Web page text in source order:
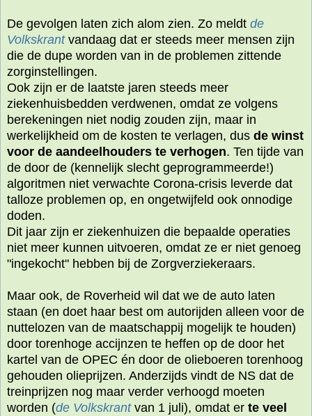
De gevolgen laten zich alom zien. Zo meldt de
Volkskrant vandaag dat er steeds meer mensen zijn
die de dupe worden van in de problemen zittende
zorginstellingen.
Ook zijn er de laatste jaren steeds meer
ziekenhuisbedden verdwenen, omdat ze volgens
berekeningen niet nodig zouden zijn, maar in
werkelijkheid om de kosten te verlagen, dus de winst
voor de aandeelhouders te verhogen. Ten tijde van
de door de (kennelijk slecht geprogrammeerde!)
algoritmen niet verwachte Corona-crisis leverde dat
talloze problemen op, en ongetwijfeld ook onnodige
doden.
Dit jaar zijn er ziekenhuizen die bepaalde operaties
niet meer kunnen uitvoeren, omdat ze er niet genoeg
"ingekocht" hebben bij de Zorgverziekeraars.
Maar ook, de Roverheid wil dat we de auto laten
staan (en doet haar best om autorijden alleen voor de
nuttelozen van de maatschappij mogelijk te houden)
door torenhoge accijnzen te heffen op de door het
kartel van de OPEC én door de olieboeren torenhoog
gehouden olieprijzen. Anderzijds vindt de NS dat de
treinprijzen nog maar verder verhoogd moeten
worden (de Volkskrantvan 1 juli), omdat er te veel